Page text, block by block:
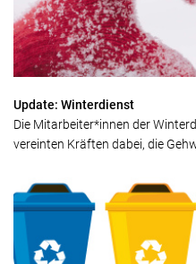
Update: Winterdienst
Die Mitarbeiter*innen der
vereinten Kräften dabei, die